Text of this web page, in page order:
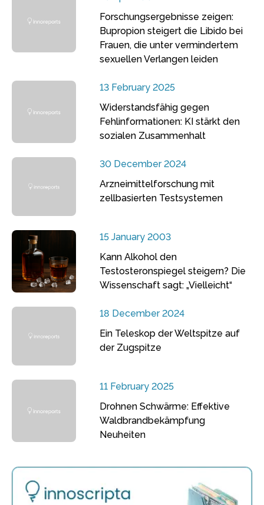
Forschungsergebnisse zeigen:
Bupropion steigert die Libido bei
Frauen, die unter vermindertem
sexuellen Verlangen leiden
13 February 2025
Widerstandsfähig gegen
Fehlinformationen: KI stärkt den
sozialen Zusammenhalt
30 December 2024
Arzneimittelforschung mit
zellbasierten Testsystemen
15 January 2003
Kann Alkohol den
Testosteronspiegel steigern? Die
Wissenschaft sagt: „Vielleicht“
18 December 2024
Ein Teleskop der Weltspitze auf
der Zugspitze
11 February 2025
Drohnen Schwärme: Effektive
Waldbrandbekämpfung
Neuheiten